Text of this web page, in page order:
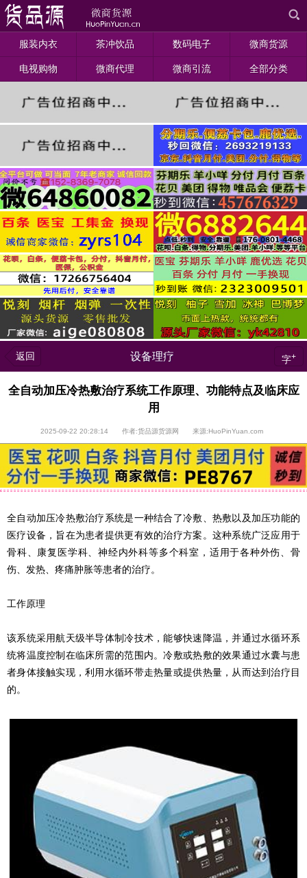
服装内衣 茶冲饮品 数码电子 微商货源
电视购物 微商代理 微商引流 全部分类
返回 设备理疗 字+
全自动加压冷热敷治疗系统工作原理、功能特点及临床应
用
2025-09-22 20:28:14 作者:货品源货源网 来源:HuoPinYuan.com
全自动加压冷热敷治疗系统是一种结合了冷敷、热敷以及加压功能的
医疗设备，旨在为患者提供更有效的治疗方案。这种系统广泛应用于
骨科、康复医学科、神经内外科等多个科室，适用于各种外伤、骨
伤、发热、疼痛肿胀等患者的治疗。
工作原理
该系统采用航天级半导体制冷技术，能够快速降温，并通过水循环系
统将温度控制在临床所需的范围内。冷敷或热敷的效果通过水囊与患
者身体接触实现，利用水循环带走热量或提供热量，从而达到治疗目
的。